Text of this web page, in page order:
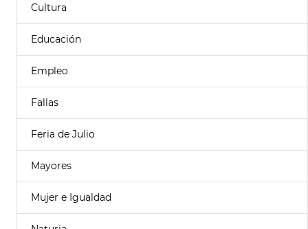
Cultura
Educación
Empleo
Fallas
Feria de Julio
Mayores
Mujer e Igualdad